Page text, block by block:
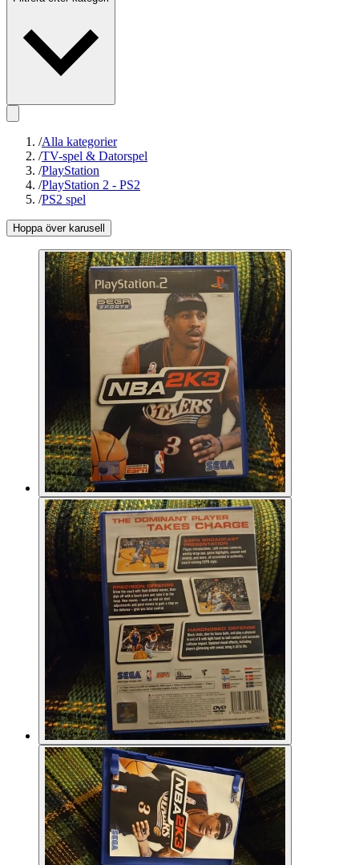
/Alla kategorier
/TV-spel & Datorspel
/PlayStation
/PlayStation 2 - PS2
/PS2 spel
Hoppa över karusell